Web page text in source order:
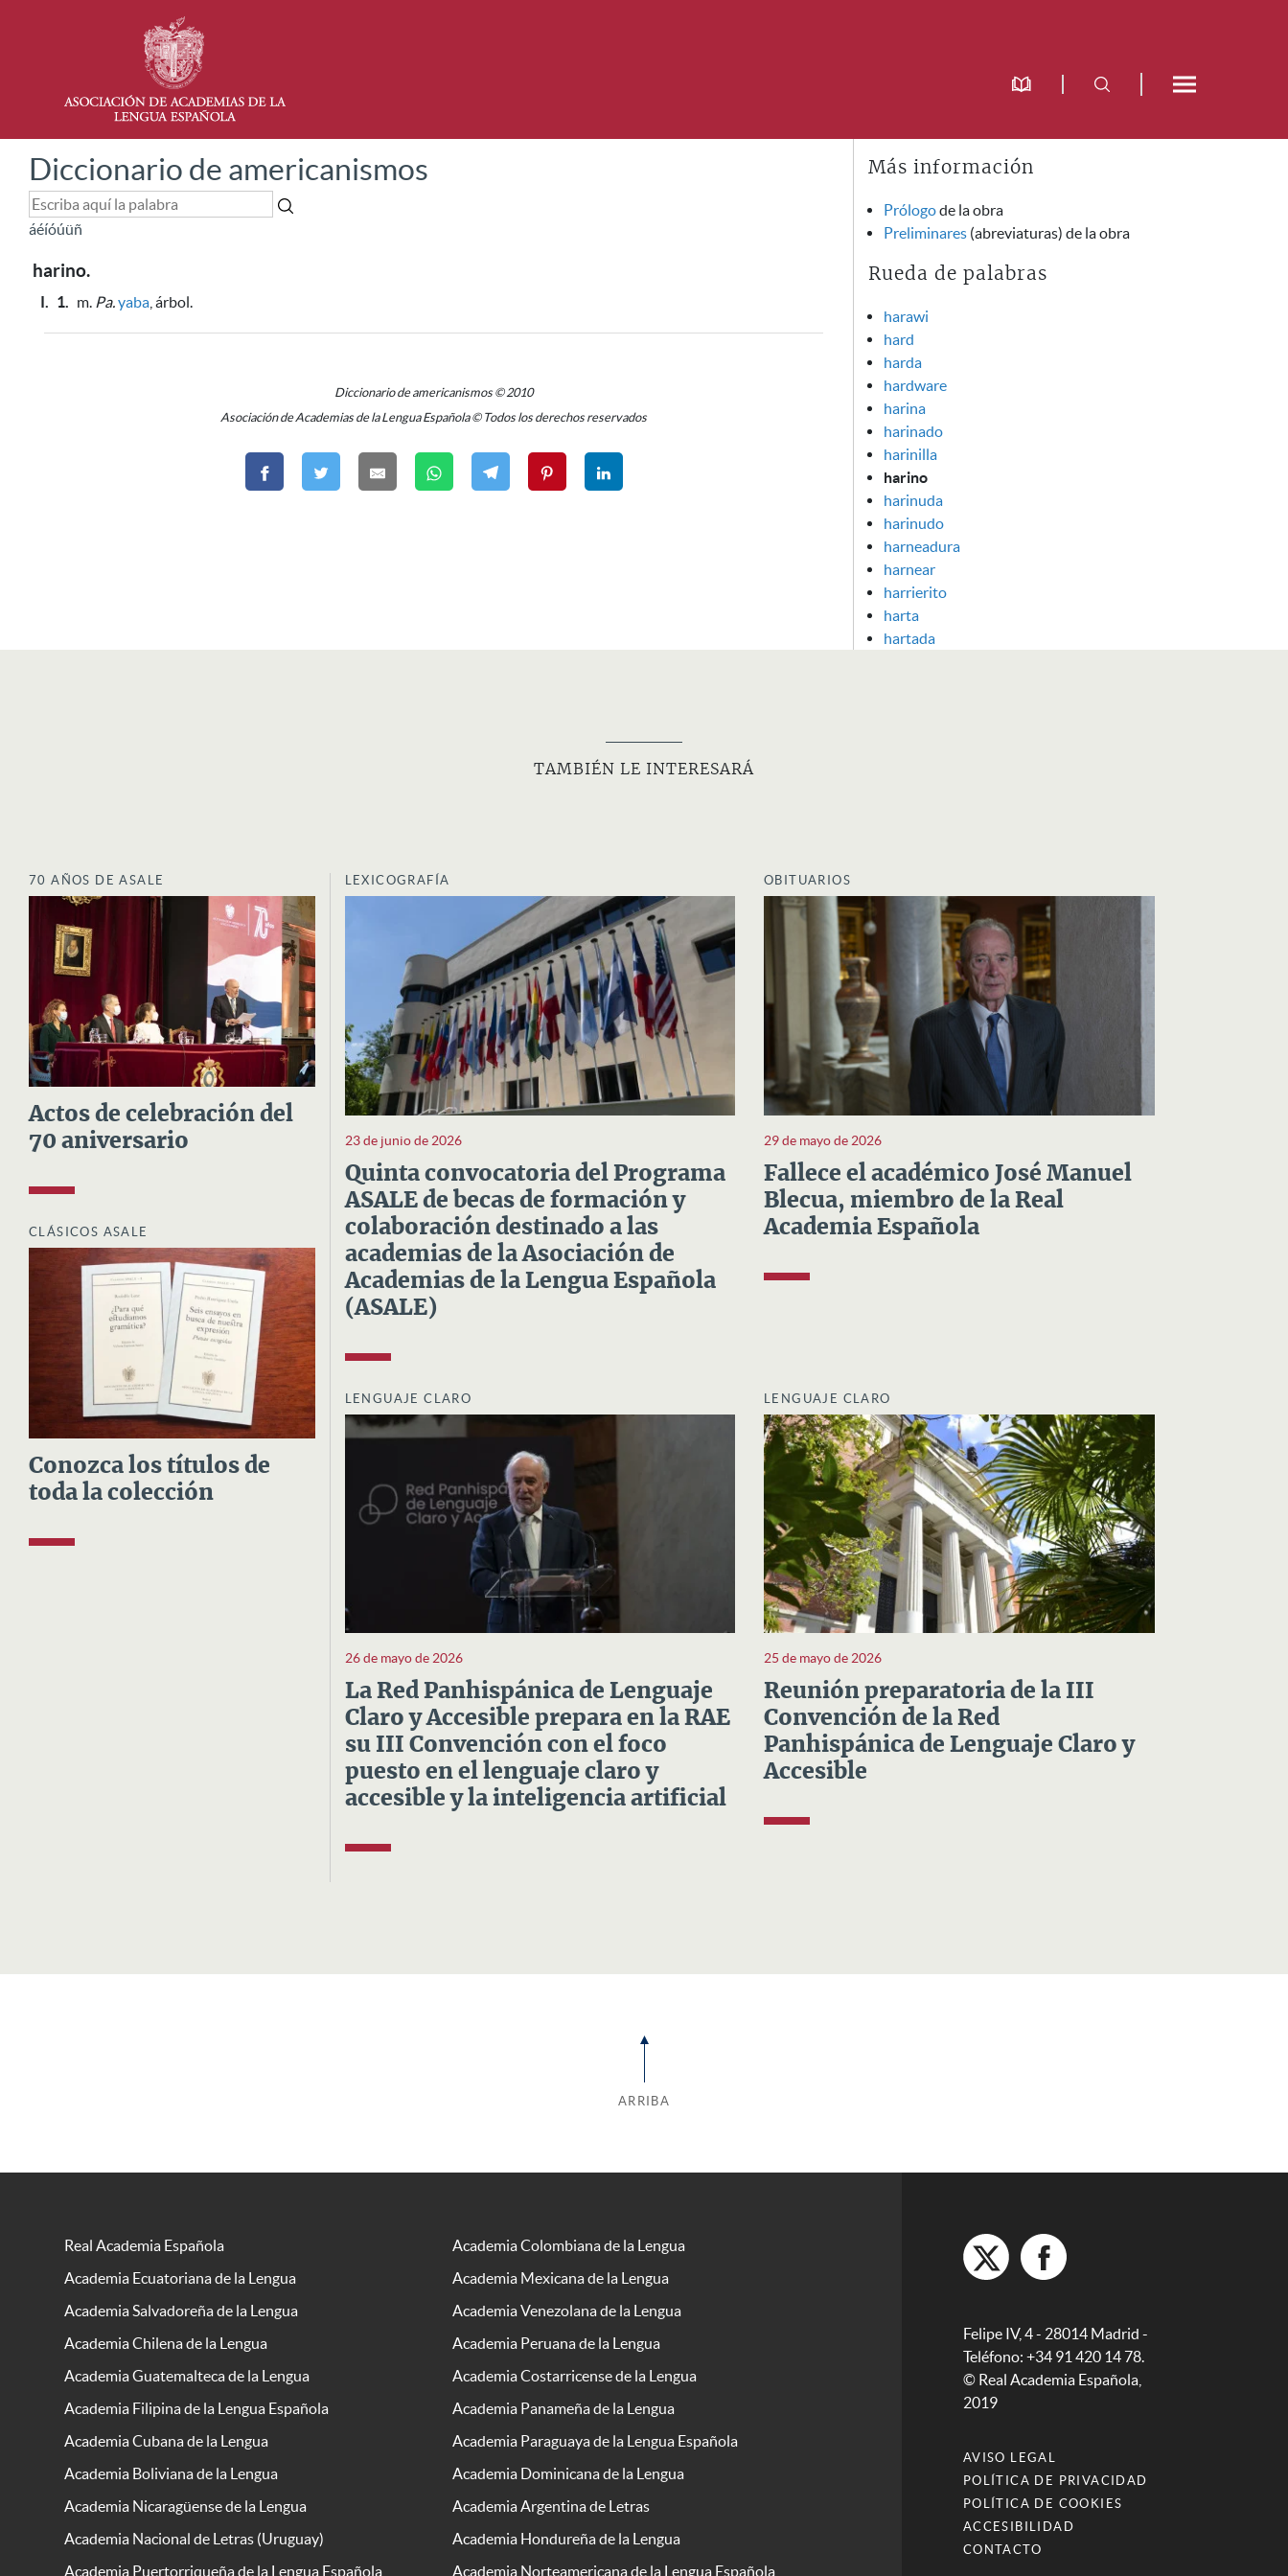
Diccionario de americanismos
áéíóúüñ
harino.
I. 1. m. Pa.yaba , árbol.
Diccionario de americanismos © 2010
Asociación de Academias de la Lengua Española © Todos los derechos reservados
Más información
Prólogode la obra
Preliminares (abreviaturas) de la obra
Rueda de palabras
harawi
hard
harda
hardware
harina
harinado
harinilla
harino
harinuda
harinudo
harneadura
harnear
harrierito
harta
hartada
TAMBIÉN LE INTERESARÁ
70 AÑOS DE ASALE
Actos de celebración del
70 aniversario
CLÁSICOS ASALE
Conozca los títulos de
toda la colección
LEXICOGRAFÍA
23 de junio de 2026
Quinta convocatoria del Programa
ASALE de becas de formación y
colaboración destinado a las
academias de la Asociación de
Academias de la Lengua Española
(ASALE)
OBITUARIOS
29 de mayo de 2026
Fallece el académico José Manuel
Blecua, miembro de la Real
Academia Española
LENGUAJE CLARO
26 de mayo de 2026
La Red Panhispánica de Lenguaje
Claro y Accesible prepara en la RAE
su III Convención con el foco
puesto en el lenguaje claro y
accesible y la inteligencia artificial
LENGUAJE CLARO
25 de mayo de 2026
Reunión preparatoria de la III
Convención de la Red
Panhispánica de Lenguaje Claro y
Accesible
ARRIBA
Real Academia Española
Academia Colombiana de la Lengua
Academia Ecuatoriana de la Lengua
Academia Mexicana de la Lengua
Academia Salvadoreña de la Lengua
Academia Venezolana de la Lengua
Academia Chilena de la Lengua
Academia Peruana de la Lengua
Academia Guatemalteca de la Lengua
Academia Costarricense de la Lengua
Academia Filipina de la Lengua Española
Academia Panameña de la Lengua
Academia Cubana de la Lengua
Academia Paraguaya de la Lengua Española
Academia Boliviana de la Lengua
Academia Dominicana de la Lengua
Academia Nicaragüense de la Lengua
Academia Argentina de Letras
Academia Nacional de Letras (Uruguay)
Academia Hondureña de la Lengua
Academia Puertorriqueña de la Lengua Española
Academia Norteamericana de la Lengua Española
Felipe IV, 4 - 28014 Madrid -
Teléfono: +34 91 420 14 78.
© Real Academia Española,
2019
AVISO LEGAL
POLÍTICA DE PRIVACIDAD
POLÍTICA DE COOKIES
ACCESIBILIDAD
CONTACTO